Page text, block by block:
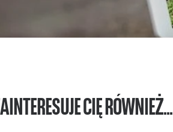
CIĘ RÓWNIEŻ...